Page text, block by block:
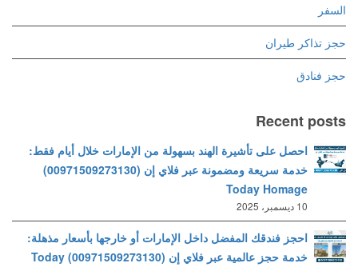
السفر
حجز تذاكر طيران
حجز فنادق
Recent posts
احصل على تأشيرة الهند بسهولة من الإمارات خلال أيام فقط:
خدمة سريعة ومضمونة عبر فلاي إن (00971509273130)
Today Homage
10 ديسمبر، 2025
احجز فندقك المفضل داخل الإمارات أو خارجها بأسعار مذهلة:
خدمة حجز عالمية عبر فلاي إن (00971509273130) Today